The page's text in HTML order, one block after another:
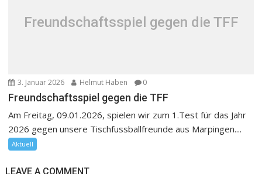
Freundschaftsspiel gegen die TFF
3. Januar 2026 Helmut Haben 0
Freundschaftsspiel gegen die TFF
Am Freitag, 09.01.2026, spielen wir zum 1.Test für das Jahr
2026 gegen unsere Tischfussballfreunde aus Marpingen....
Aktuell
LEAVE A COMMENT